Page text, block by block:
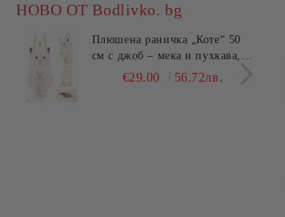
НОВО ОТ Bodlivko. bg
Плюшена раничка „Коте“ 50
см с джоб – мека и пухкава,
€29.00 56.72лв.